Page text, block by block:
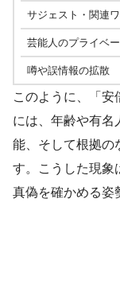
サジェスト・関連
芸能人のプライベ
噂や誤情報の拡散
このように、「安
には、年齢や有名
能、そして根拠の
す。こうした現象
真偽を確かめる姿